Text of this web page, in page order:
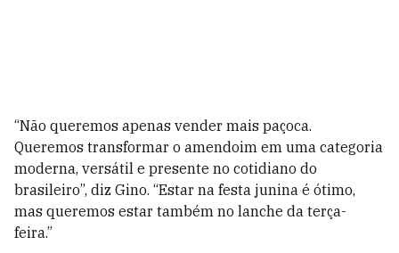
“Não queremos apenas vender mais paçoca.
Queremos transformar o amendoim em uma categoria
moderna, versátil e presente no cotidiano do
brasileiro”, diz Gino. “Estar na festa junina é ótimo,
mas queremos estar também no lanche da terça-
feira.”